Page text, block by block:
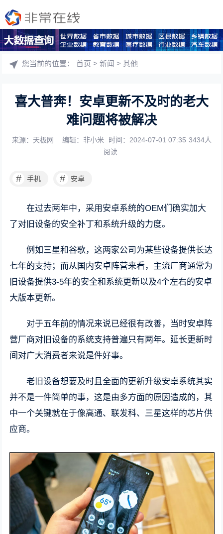
您当前的位置：首页 >新闻 >其他
喜大普奔！安卓更新不及时的老大
难问题将被解决
来源：天极网 编辑：非小米 时间：2024-07-01 07:35 3434人
阅读
# 手机 # 安卓
在过去两年中，采用安卓系统的OEM们确实加大
了对旧设备的安全补丁和系统升级的力度。
例如三星和谷歌，这两家公司为某些设备提供长达
七年的支持；而从国内安卓阵营来看，主流厂商通常为
旧设备提供3-5年的安全和系统更新以及4个左右的安卓
大版本更新。
对于五年前的情况来说已经很有改善，当时安卓阵
营厂商对旧设备的系统支持普遍只有两年。延长更新时
间对广大消费者来说是件好事。
老旧设备想要及时且全面的更新升级安卓系统其实
并不是一件简单的事，这是由多方面的原因造成的，其
中一个关键就在于像高通、联发科、三星这样的芯片供
应商。